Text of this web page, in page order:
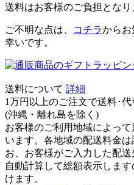
送料はお客様のご負担となり
ご不明な点は、 コチラからお
幸いです。
送料について 詳細
1万円以上のご注文で送料･
(沖縄・離れ島を除く)
お客様のご利用地域によっ
います。各地域の配送料金
お、お客様がご入力した配
自動計算して総額表示しま
けます。